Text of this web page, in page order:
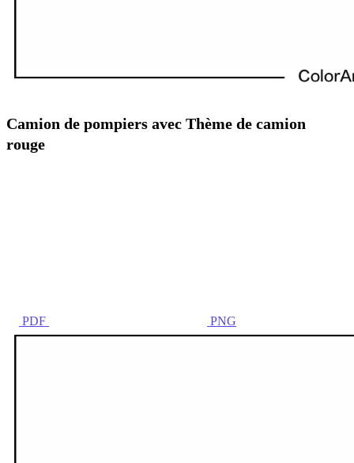
Camion de pompiers avec Thème de camion
rouge
PDF PNG